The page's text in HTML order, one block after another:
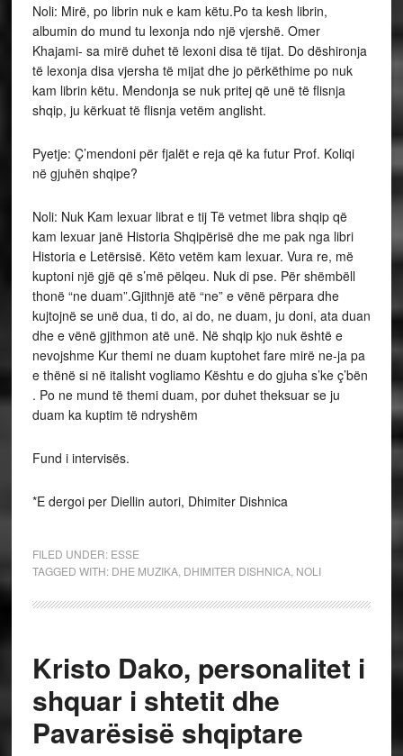
Noli: Mirë, po librin nuk e kam këtu.Po ta kesh librin,
albumin do mund tu lexonja ndo një vjershë. Omer
Khajami- sa mirë duhet të lexoni disa të tijat. Do dëshironja
të lexonja disa vjersha të mijat dhe jo përkëthime po nuk
kam librin këtu. Mendonja se nuk pritej që unë të flisnja
shqip, ju kërkuat të flisnja vetëm anglisht.
Pyetje: Ç’mendoni për fjalët e reja që ka futur Prof. Koliqi
në gjuhën shqipe?
Noli: Nuk Kam lexuar librat e tij Të vetmet libra shqip që
kam lexuar janë Historia Shqipërisë dhe me pak nga libri
Historia e Letërsisë. Këto vetëm kam lexuar. Vura re, më
kuptoni një gjë që s’më pëlqeu. Nuk di pse. Për shëmbëll
thonë “ne duam”.Gjithnjë atë “ne” e vënë përpara dhe
kujtojnë se unë dua, ti do, ai do, ne duam, ju doni, ata duan
dhe e vënë gjithmon atë unë. Në shqip kjo nuk është e
nevojshme Kur themi ne duam kuptohet fare mirë ne-ja pa
e thënë si në italisht vogliamo Kështu e do gjuha s’ke ç’bën
. Po ne mund të themi duam, por duhet theksuar se ju
duam ka kuptim të ndryshëm
Fund i intervisës.
*E dergoi per Diellin autori, Dhimiter Dishnica
FILED UNDER: ESSE
TAGGED WITH: DHE MUZIKA, DHIMITER DISHNICA, NOLI
Kristo Dako, personalitet i
shquar i shtetit dhe
Pavarësisë shqiptare